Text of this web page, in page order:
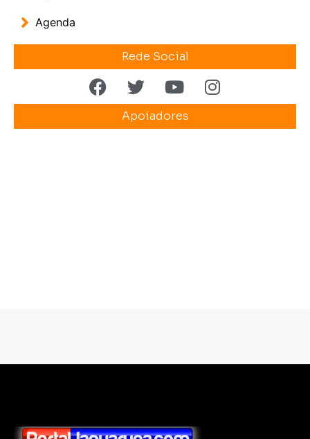
Agenda
Rede Social
Apoiadores